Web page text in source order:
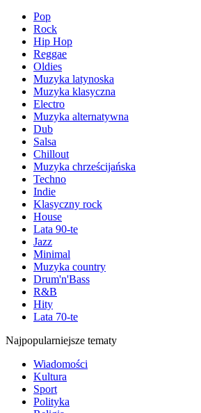
Pop
Rock
Hip Hop
Reggae
Oldies
Muzyka latynoska
Muzyka klasyczna
Electro
Muzyka alternatywna
Dub
Salsa
Chillout
Muzyka chrześcijańska
Techno
Indie
Klasyczny rock
House
Lata 90-te
Jazz
Minimal
Muzyka country
Drum'n'Bass
R&B
Hity
Lata 70-te
Najpopularniejsze tematy
Wiadomości
Kultura
Sport
Polityka